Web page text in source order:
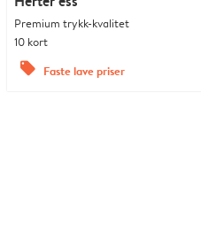
Premium trykk-kvalitet
10 kort
offers Faste lave priser